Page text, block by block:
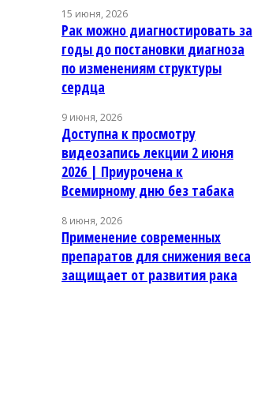
15 июня, 2026
Рак можно диагностировать за
годы до постановки диагноза
по изменениям структуры
сердца
9 июня, 2026
Доступна к просмотру
видеозапись лекции 2 июня
2026 | Приурочена к
Всемирному дню без табака
8 июня, 2026
Применение современных
препаратов для снижения веса
защищает от развития рака